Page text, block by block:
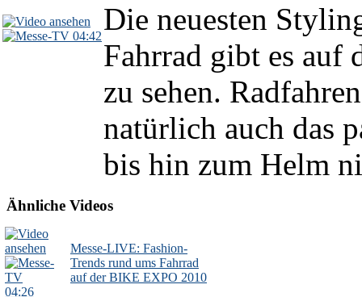
04:42 Die neuesten
Fahrrad gibt es auf
zu sehen.
natürlich auch das
bis hin zum Helm
Ähnliche Videos
04:26
Messe-LIVE: Fashion-
Trends rund ums Fahrrad
auf der BIKE EXPO 2010